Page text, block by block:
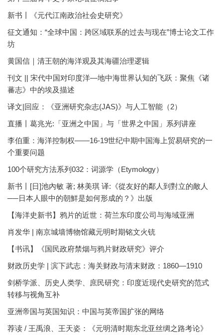
新书丨《元代江南政治社会史研究》
征文通知：“全球中国：跨区域联系的过去与现在”博士论文工作
坊
黄国信｜清王朝的海洋观及其海疆治理逻辑
刊文 || 宋代中国对印度洋—地中海世界认知的飞跃：聚焦《诸
蕃志》中的埃及描述
译文|回应：《亚洲研究杂志(JAS)》与人工智能（2）
直播丨葛兆光:「亚洲之中国」与「世界之中国」系列讲座
李伯重：海洋控制权——16-19世纪中期中国海上贸易研究的一
个重要问题
100个研究方法系列032：词源学（Etymology）
新书丨[日]池內敏 著; 林美琪 译:《從友好的鄰人到對立的敵人
──日本人眼中的朝鮮是如何形成的？》出版
【海洋史新书】鸦片的近世：荷兰东印度公司与海域亚洲
肖发华 | 南京城墙博物馆藏元明时期铭文火铳
【书讯】《国民政府禁烟与鸦片财政研究》评介
财政历史学 | 滨下武志：海关财政与清末财政：1860—1910
剑桥学派、历史人类学、庶民研究：印度近现代史研究的范式
转移与视角互补
亚洲帝国与英国知识：中国与英帝国扩张的网络
荐读 / 王禹浪、王天姿：《元明清时期东北亚丝绸之路考论》